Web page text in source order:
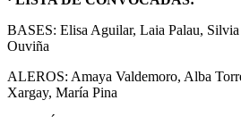
BASES: Elisa Aguilar, Laia Palau,
Ouviña
ALEROS: Amaya Valdemoro, Alba
Xargay, María Pina